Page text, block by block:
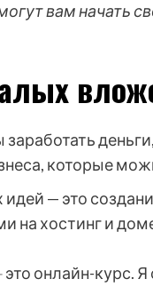
вам начать
заработать
которые
— это
на хостинг и
это онлайн-курс.